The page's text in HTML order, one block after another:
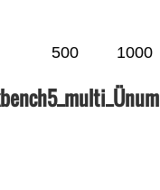
500 1000